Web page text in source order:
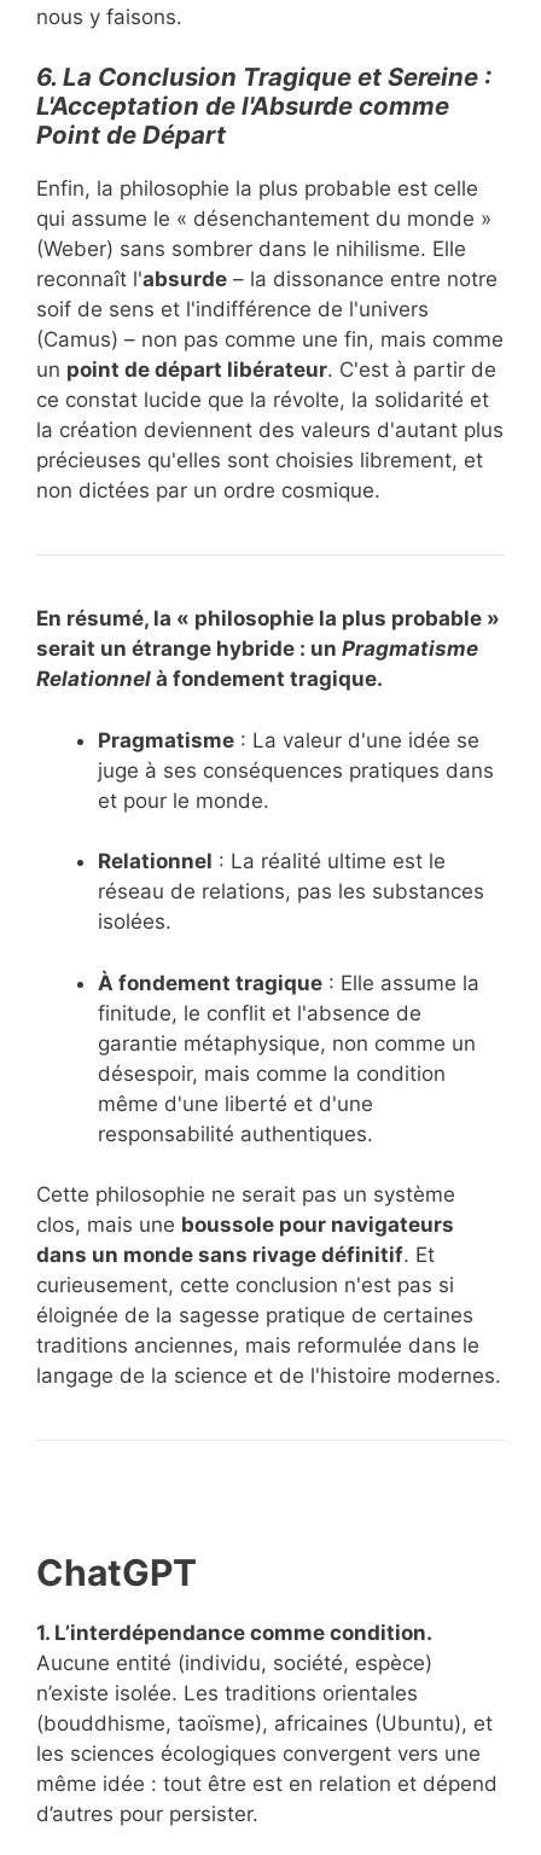
nous y faisons.
6. La Conclusion Tragique et Sereine :
L'Acceptation de l'Absurde comme
Point de Départ
Enfin, la philosophie la plus probable est celle
qui assume le « désenchantement du monde »
(Weber) sans sombrer dans le nihilisme. Elle
reconnaît l'absurde – la dissonance entre notre
soif de sens et l'indifférence de l'univers
(Camus) – non pas comme une fin, mais comme
un point de départ libérateur. C'est à partir de
ce constat lucide que la révolte, la solidarité et
la création deviennent des valeurs d'autant plus
précieuses qu'elles sont choisies librement, et
non dictées par un ordre cosmique.
En résumé, la « philosophie la plus probable »
serait un étrange hybride : un Pragmatisme
Relationnel à fondement tragique.
Pragmatisme : La valeur d'une idée se
juge à ses conséquences pratiques dans
et pour le monde.
Relationnel : La réalité ultime est le
réseau de relations, pas les substances
isolées.
À fondement tragique : Elle assume la
finitude, le conflit et l'absence de
garantie métaphysique, non comme un
désespoir, mais comme la condition
même d'une liberté et d'une
responsabilité authentiques.
Cette philosophie ne serait pas un système
clos, mais une boussole pour navigateurs
dans un monde sans rivage définitif. Et
curieusement, cette conclusion n'est pas si
éloignée de la sagesse pratique de certaines
traditions anciennes, mais reformulée dans le
langage de la science et de l'histoire modernes.
ChatGPT
1. L’interdépendance comme condition.
Aucune entité (individu, société, espèce)
n’existe isolée. Les traditions orientales
(bouddhisme, taoïsme), africaines (Ubuntu), et
les sciences écologiques convergent vers une
même idée : tout être est en relation et dépend
d’autres pour persister.